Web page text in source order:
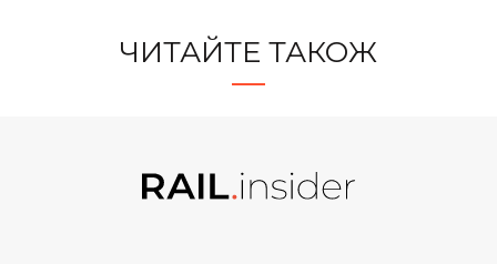
ЧИТАЙТЕ ТАКОЖ